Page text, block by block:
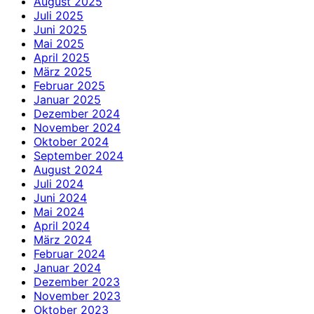
Juli 2025
Juni 2025
Mai 2025
April 2025
März 2025
Februar 2025
Januar 2025
Dezember 2024
November 2024
Oktober 2024
September 2024
August 2024
Juli 2024
Juni 2024
Mai 2024
April 2024
März 2024
Februar 2024
Januar 2024
Dezember 2023
November 2023
Oktober 2023